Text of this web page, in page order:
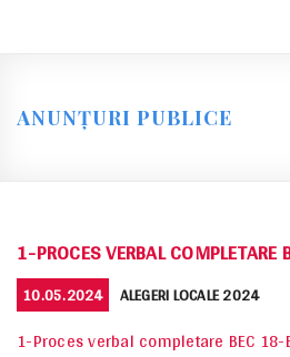
ANUNȚURI PUBLICE
1-PROCES VERBAL
POSTED
ON
10.05.2024 CATEGORIES
ALEGERI LOCALE 2024
1-Proces verbal completare BEC 18-